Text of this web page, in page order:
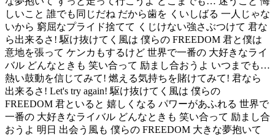
しいこと 誰でも同じだね だから歯を くいしばる 一人じゃな
いから 窮屈なプライド捨てて くじけない強さぶつけて 君な
ら出来るさ! 駆け抜けてく風は 僕らの FREEDOM 君と僕は
意地を張って ケンカもするけど 世界で一番の 大好きなライ
バル どんなときも 笑い合って 励まし合おうよ いつまでも…
熱い鼓動を信じてみて! 燃える気持ちを賭けてみて! 君なら
出来るさ! Let's try again! 駆け抜けてく風は 僕らの
FREEDOM 君といると 嬉しくなる パワーがあふれる 世界で
一番の 大好きなライバル どんなときも 笑い合って 励まし合
おうよ 明日 出会う風も 僕らの FREEDOM 大きな夢抱いて